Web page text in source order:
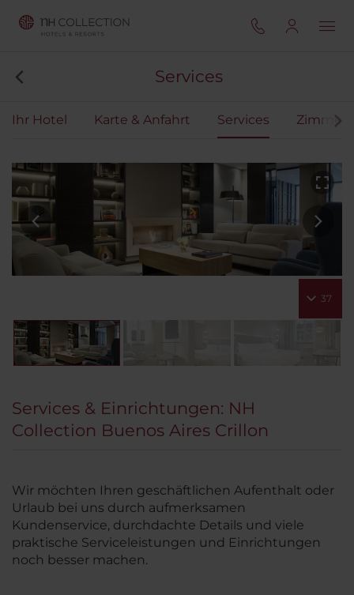
Services
Ihr Hotel Karte & Anfahrt Services Zimmer
37
Services & Einrichtungen: NH
Collection Buenos Aires Crillon
Wir möchten Ihren geschäftlichen Aufenthalt oder
Urlaub bei uns durch aufmerksamen
Kundenservice, durchdachte Details und viele
praktische Serviceleistungen und Einrichtungen
noch besser machen.